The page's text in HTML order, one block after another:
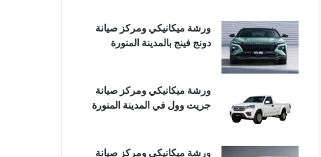
ورشة ميكانيكي ومركز صيانة
دونج فينج بالمدينة المنورة
ورشة ميكانيكي ومركز صيانة
جريت وول في المدينة المنورة
ورشة ميكانيكي ومركز صيانة